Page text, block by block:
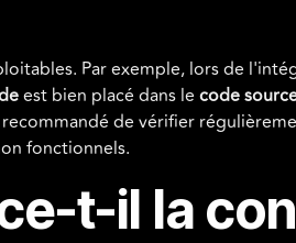
Par exemple, lors de
est bien placé dans le code
recommandé de vérifier
fonctionnels.
t-il la